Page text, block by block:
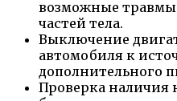
возможные травмы
частей тела.
Выключение
автомобиля к
дополнительного
Проверка наличия